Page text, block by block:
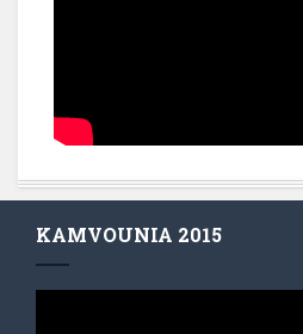
KAMVOUNIA 2015